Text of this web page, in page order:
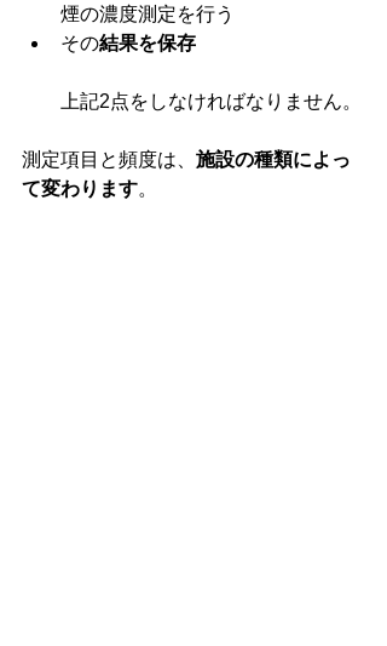
煙の濃度測定を行う
その結果を保存
上記2点をしなければなりません。
測定項目と頻度は、 施設の種類によっ
て変わります。